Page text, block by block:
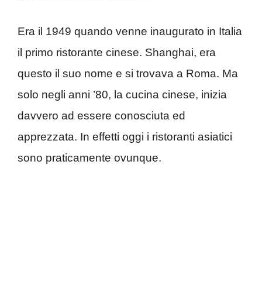
Era il 1949 quando venne inaugurato in Italia
il primo ristorante cinese. Shanghai, era
questo il suo nome e si trovava a Roma. Ma
solo negli anni ’80, la cucina cinese, inizia
davvero ad essere conosciuta ed
apprezzata. In effetti oggi i ristoranti asiatici
sono praticamente ovunque.